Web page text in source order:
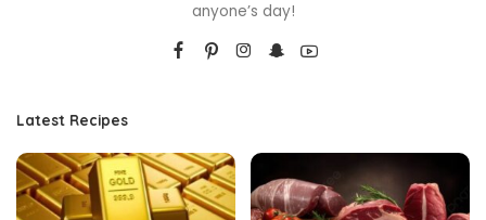
anyone’s day!
Latest Recipes